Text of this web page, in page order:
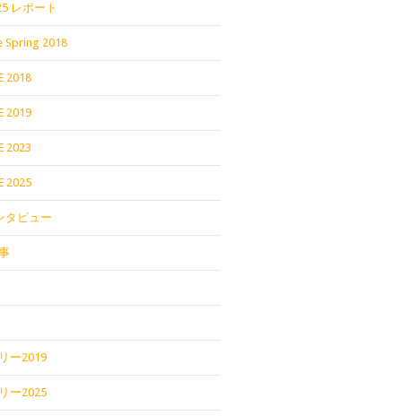
レポート
Spring 2018
2018
2019
2023
2025
タビュー
ー2019
ー2025